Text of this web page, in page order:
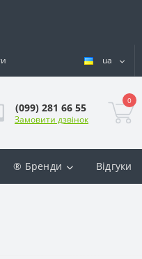
ua
(099) 281 66 55
Замовити дзвінок
0
® Бренди Відгуки